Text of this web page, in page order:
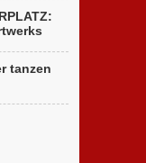
tanzen